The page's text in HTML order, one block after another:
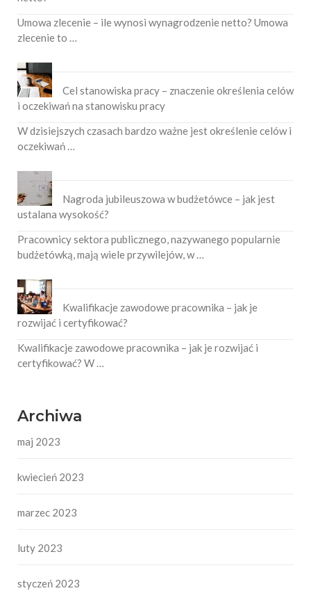
Umowa zlecenie – ile wynosi wynagrodzenie netto? Umowa
zlecenie to …
Cel stanowiska pracy – znaczenie określenia celów
i oczekiwań na stanowisku pracy
W dzisiejszych czasach bardzo ważne jest określenie celów i
oczekiwań …
Nagroda jubileuszowa w budżetówce – jak jest
ustalana wysokość?
Pracownicy sektora publicznego, nazywanego popularnie
budżetówką, mają wiele przywilejów, w …
Kwalifikacje zawodowe pracownika – jak je
rozwijać i certyfikować?
Kwalifikacje zawodowe pracownika – jak je rozwijać i
certyfikować? W …
Archiwa
maj 2023
kwiecień 2023
marzec 2023
luty 2023
styczeń 2023